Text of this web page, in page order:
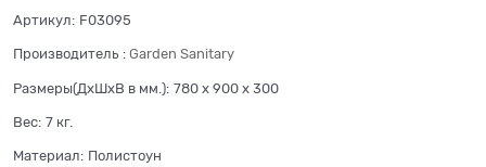
Артикул: F03095
Производитель : Garden Sanitary
Размеры(ДхШхВ в мм.): 780 x 900 x 300
Вес: 7 кг.
Материал: Полистоун